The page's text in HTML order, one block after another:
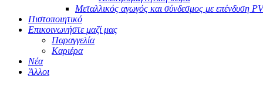
Μεταλλικός αγωγός και σύνδεσμος με επένδυση
Πιστοποιητικό
Επικοινωνήστε μαζί μας
Παραγγελία
Καριέρα
Νέα
Άλλοι